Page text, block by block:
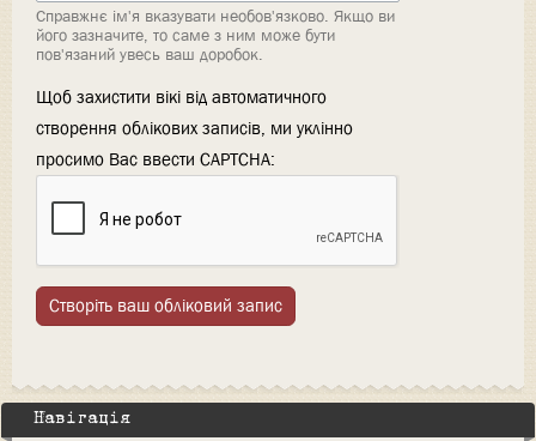
Справжнє ім'я вказувати необов'язково. Якщо ви
його зазначите, то саме з ним може бути
пов'язаний увесь ваш доробок.
Щоб захистити вікі від автоматичного
створення облікових записів, ми уклінно
просимо Вас ввести CAPTCHA:
Створіть ваш обліковий запис
Навігація